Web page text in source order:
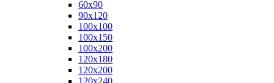
60x90
90x120
100x100
100x150
100x200
120x180
120x200
120x240